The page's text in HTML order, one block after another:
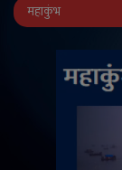
महाकुंभ